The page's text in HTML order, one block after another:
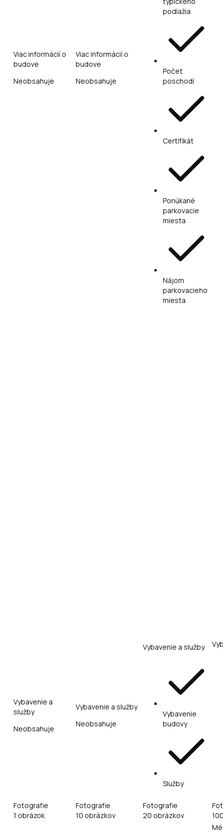
Viac informácií o
budove
Neobsahuje
Viac informácií o
budove
Neobsahuje
podlažia
Počet
poschodí
Certifikát
Ponúkané
parkovacie
miesta
Nájom
parkovacieho
miesta
Vybavenie a
služby
Neobsahuje
Vybavenie a služby
Neobsahuje
Vybavenie a služby
Vybavenie
budovy
Služby
Fotografie
1 obrázok
Fotografie
10 obrázkov
Fotografie
20 obrázkov